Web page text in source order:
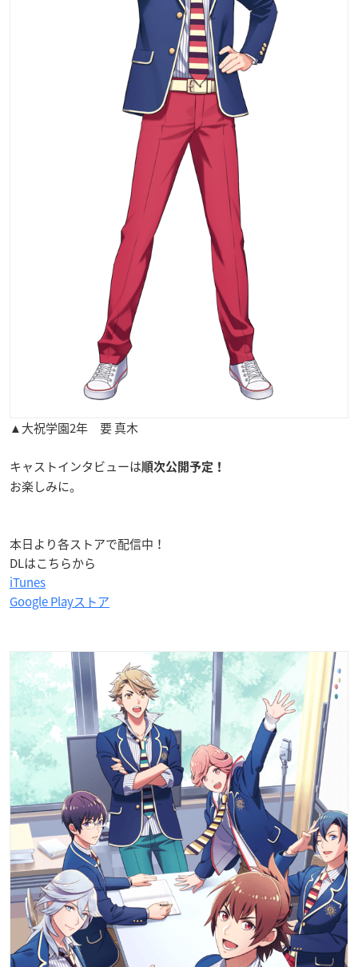
▲大祝学園2年 要 真木
キャストインタビューは順次公開予定！
お楽しみに。
本日より各ストアで配信中！
DLはこちらから
iTunes
Google Playストア